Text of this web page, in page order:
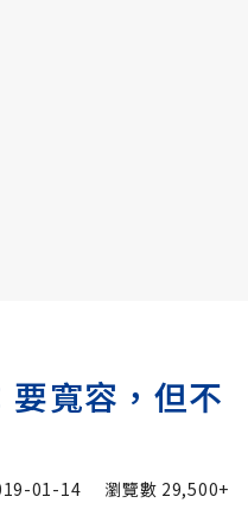
寬容，但不
01-14 瀏覽數 29,500+